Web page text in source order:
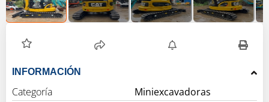
INFORMACIÓN
Categoría
Miniexcavadoras